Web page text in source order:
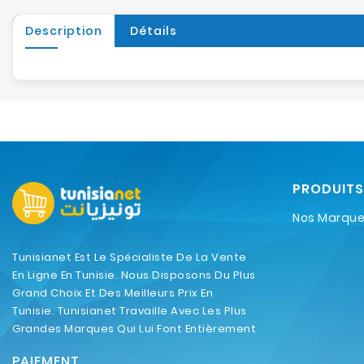
Description Détails
Tunisianet Est Le Spécialiste De La Vente
En Ligne En Tunisie. Nous Disposons Du Plus
Grand Choix Et Des Meilleurs Prix En
Tunisie. Tunisianet Travaille Avec Les Plus
Grandes Marques Qui Lui Font Entièrement
PRODUITS
Nos